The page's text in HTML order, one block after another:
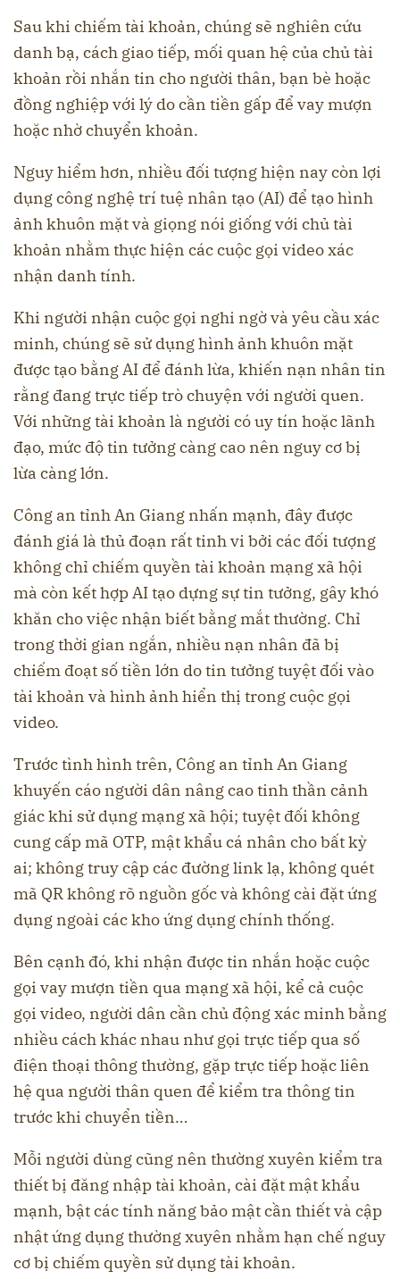
Sau khi chiếm tài khoản, chúng sẽ nghiên cứu
danh bạ, cách giao tiếp, mối quan hệ của chủ tài
khoản rồi nhắn tin cho người thân, bạn bè hoặc
đồng nghiệp với lý do cần tiền gấp để vay mượn
hoặc nhờ chuyển khoản.
Nguy hiểm hơn, nhiều đối tượng hiện nay còn lợi
dụng công nghệ trí tuệ nhân tạo (AI) để tạo hình
ảnh khuôn mặt và giọng nói giống với chủ tài
khoản nhằm thực hiện các cuộc gọi video xác
nhận danh tính.
Khi người nhận cuộc gọi nghi ngờ và yêu cầu xác
minh, chúng sẽ sử dụng hình ảnh khuôn mặt
được tạo bằng AI để đánh lừa, khiến nạn nhân tin
rằng đang trực tiếp trò chuyện với người quen.
Với những tài khoản là người có uy tín hoặc lãnh
đạo, mức độ tin tưởng càng cao nên nguy cơ bị
lừa càng lớn.
Công an tỉnh An Giang nhấn mạnh, đây được
đánh giá là thủ đoạn rất tinh vi bởi các đối tượng
không chỉ chiếm quyền tài khoản mạng xã hội
mà còn kết hợp AI tạo dựng sự tin tưởng, gây khó
khăn cho việc nhận biết bằng mắt thường. Chỉ
trong thời gian ngắn, nhiều nạn nhân đã bị
chiếm đoạt số tiền lớn do tin tưởng tuyệt đối vào
tài khoản và hình ảnh hiển thị trong cuộc gọi
video.
Trước tình hình trên, Công an tỉnh An Giang
khuyến cáo người dân nâng cao tinh thần cảnh
giác khi sử dụng mạng xã hội; tuyệt đối không
cung cấp mã OTP, mật khẩu cá nhân cho bất kỳ
ai; không truy cập các đường link lạ, không quét
mã QR không rõ nguồn gốc và không cài đặt ứng
dụng ngoài các kho ứng dụng chính thống.
Bên cạnh đó, khi nhận được tin nhắn hoặc cuộc
gọi vay mượn tiền qua mạng xã hội, kể cả cuộc
gọi video, người dân cần chủ động xác minh bằng
nhiều cách khác nhau như gọi trực tiếp qua số
điện thoại thông thường, gặp trực tiếp hoặc liên
hệ qua người thân quen để kiểm tra thông tin
trước khi chuyển tiền…
Mỗi người dùng cũng nên thường xuyên kiểm tra
thiết bị đăng nhập tài khoản, cài đặt mật khẩu
mạnh, bật các tính năng bảo mật cần thiết và cập
nhật ứng dụng thường xuyên nhằm hạn chế nguy
cơ bị chiếm quyền sử dụng tài khoản.